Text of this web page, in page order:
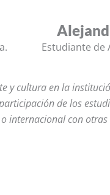
Estudiante de
y cultura en la
de los
internacional con